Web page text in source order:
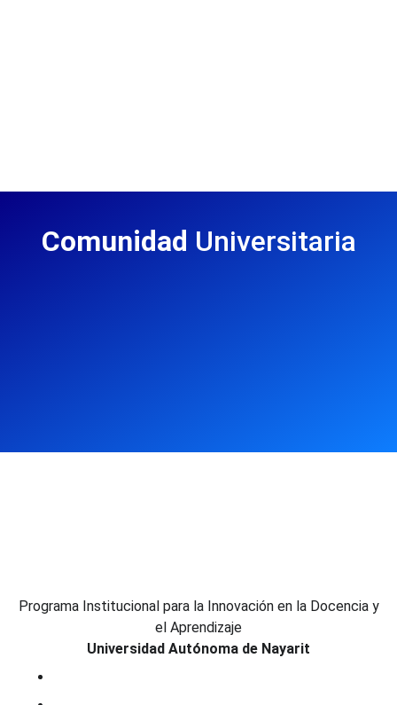
Comunidad Universitaria
Programa Institucional para la Innovación en la Docencia y
el Aprendizaje
Universidad Autónoma de Nayarit